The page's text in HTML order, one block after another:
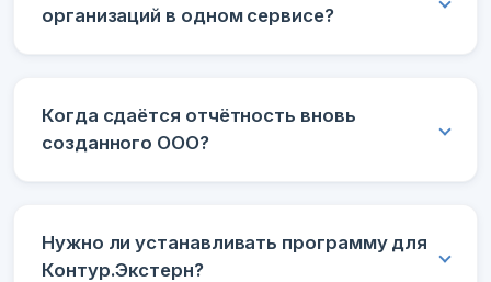
организаций в одном сервисе?
Когда сдаётся отчётность вновь
созданного ООО?
Нужно ли устанавливать программу для
Контур.Экстерн?